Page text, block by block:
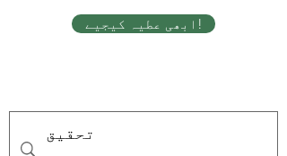
ابھی عطیہ کیجیے!